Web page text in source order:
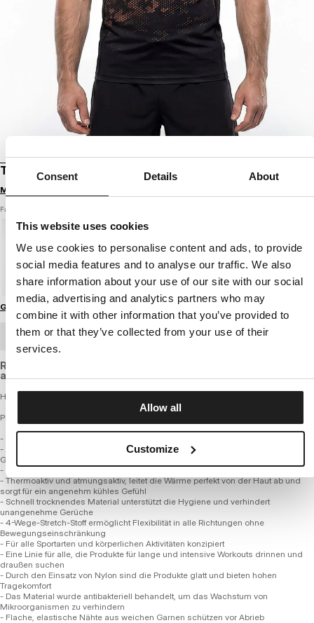
Consent Details About
This website uses cookies
We use cookies to personalise content and ads, to provide
social media features and to analyse our traffic. We also
share information about your use of our site with our social
media, advertising and analytics partners who may
combine it with other information that you’ve provided to
them or that they’ve collected from your use of their
services.
Allow all
Customize
T-SHIRT MESH HEX CAMO HILLTOP
Melde dich an, um Preise zu sehen
Farbe: dunkler sand
Größenratgeber
GROSSHANDELSBESTELLUNG
Regular fit sports T-shirt made of breathable, quick-drying
and elastic fabric with inserts for better ventilation.
Herren Technisches Mesh-Sport-T-Shirt - HEX CAMO HILLTOP
PERFORMANCE PRO + SERIE
- Bequeme reguläre Passform
- Hergestellt aus hochwertigen Polyamidfasern mit zusätzlichem elastischem
Garn
- Deutlich verfeinerte Stoffmischung im Vergleich zu marktüblichen Materialien
- Thermoaktiv und atmungsaktiv, leitet die Wärme perfekt von der Haut ab und
sorgt für ein angenehm kühles Gefühl
- Schnell trocknendes Material unterstützt die Hygiene und verhindert
unangenehme Gerüche
- 4-Wege-Stretch-Stoff ermöglicht Flexibilität in alle Richtungen ohne
Bewegungseinschränkung
- Für alle Sportarten und körperlichen Aktivitäten konzipiert
- Eine Linie für alle, die Produkte für lange und intensive Workouts drinnen und
draußen suchen
- Durch den Einsatz von Nylon sind die Produkte glatt und bieten hohen
Tragekomfort
- Das Material wurde antibakteriell behandelt, um das Wachstum von
Mikroorganismen zu verhindern
- Flache, elastische Nähte aus weichen Garnen schützen vor Abrieb